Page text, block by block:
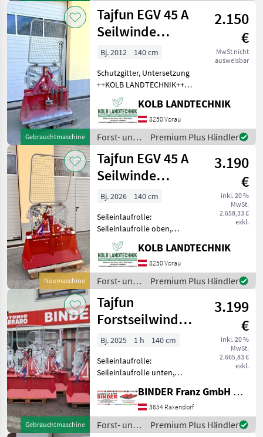
Holztechnik
/ Tajfun
Gebrauchtmaschine
Tajfun EGV 45 A
Seilwinde
mechanisch
2.150
€
MwSt nicht
ausweisbar
Bj. 2012
140 cm
Schutzgitter, Untersetzung
++KOLB LANDTECHNIK++
✅TAJFUN EGV 45 A
Forstseilwinde mechanisch
✅4.5t Zugkraft ✅ca. 70m
9mm Forstseil
hochverdichtet ✅2x
Seilgleite
KOLB LANDTECHNIK
8250 Vorau
Forst- und
Holztechnik
/ Tajfun
Premium Plus Händler
Neumaschine
Tajfun EGV 45 A
Seilwinde
mechanisch
3.190
€
inkl. 20 %
MwSt.
2.658,33 €
exkl.
Bj. 2026
140 cm
Seileinlaufrolle:
Seileinlaufrolle oben,
Zugleistung: 4, 5 Tonnen,
Schutzgitter, Untersetzung
++KOLB LANDTECHNIK++
✅TAJFUN EGV 45 A
Forstseilwinde mechanisch
✅4.5
KOLB LANDTECHNIK
8250 Vorau
Forst- und
Holztechnik
/ Tajfun
Premium Plus Händler
Gebrauchtmaschine
Tajfun
Forstseilwinde
EGV 45 A mit
Untersetzung
3.199
€
inkl. 20 %
MwSt.
2.665,83 €
exkl.
Bj. 2025 1 h
140 cm
Seileinlaufrolle:
Seileinlaufrolle unten,
Schutzgitter, Untersetzung
✨ TAJFUN Dreipunkt-
Forstseilwinde AKTION ✔️
Modell : TAJFUN EGV 45 A -
BINDER Franz GmbH & CoKG
3654 Raxendorf
Forst- und
Premium Plus Händler